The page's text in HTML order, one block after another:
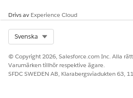
Drivs av Experience Cloud
Svenska
© Copyright 2026, Salesforce.com Inc. Alla
Varumärken tillhör respektive ägare.
SFDC SWEDEN AB, Klarabergsviadukten 63,